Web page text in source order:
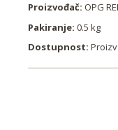
Proizvođač: OPG
Pakiranje: 0.5 kg
Dostupnost: